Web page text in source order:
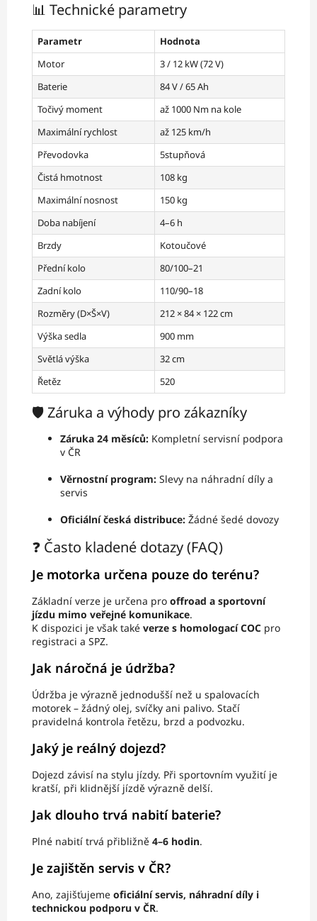
📊 Technické parametry
Parametr
Hodnota
Motor
3 / 12 kW (72 V)
Baterie
84 V / 65 Ah
Točivý moment
až 1000 Nm na kole
Maximální rychlost
až 125 km/h
Převodovka
5stupňová
Čistá hmotnost
108 kg
Maximální nosnost
150 kg
Doba nabíjení
4–6 h
Brzdy
Kotoučové
Přední kolo
80/100–21
Zadní kolo
110/90–18
Rozměry (D×Š×V)
212 × 84 × 122 cm
Výška sedla
900 mm
Světlá výška
32 cm
Řetěz
520
🛡️ Záruka a výhody pro zákazníky
Záruka 24 měsíců: Kompletní servisní podpora
v ČR
Věrnostní program: Slevy na náhradní díly a
servis
Oficiální česká distribuce: Žádné šedé dovozy
❓ Často kladené dotazy (FAQ)
Je motorka určena pouze do terénu?
Základní verze je určena pro offroad a sportovní
jízdu mimo veřejné komunikace.
K dispozici je však také verze s homologací COC pro
registraci a SPZ.
Jak náročná je údržba?
Údržba je výrazně jednodušší než u spalovacích
motorek – žádný olej, svíčky ani palivo. Stačí
pravidelná kontrola řetězu, brzd a podvozku.
Jaký je reálný dojezd?
Dojezd závisí na stylu jízdy. Při sportovním využití je
kratší, při klidnější jízdě výrazně delší.
Jak dlouho trvá nabití baterie?
Plné nabití trvá přibližně 4–6 hodin.
Je zajištěn servis v ČR?
Ano, zajišťujeme oficiální servis, náhradní díly i
technickou podporu v ČR.